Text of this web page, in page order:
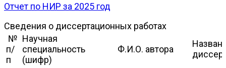
Отчет по НИР за 2025 год
Сведения о диссертационных работах
№
п/
п
Научная
специальность
(шифр)
Ф.И.О. автора